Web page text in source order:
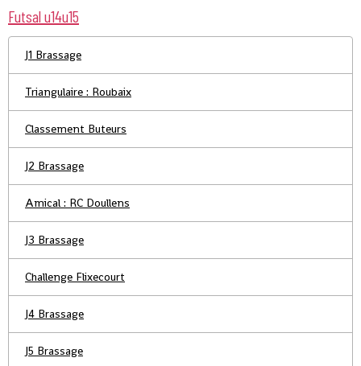
Futsal u14u15
J1 Brassage
Triangulaire : Roubaix
Classement Buteurs
J2 Brassage
Amical : RC Doullens
J3 Brassage
Challenge Flixecourt
J4 Brassage
J5 Brassage